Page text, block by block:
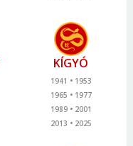
KÍGYÓ
1941
1953
1965
1977
1989
2001
2013
2025